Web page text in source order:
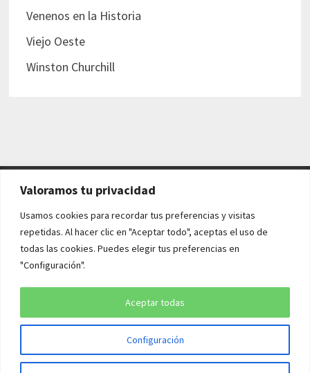
Valoramos tu privacidad
Usamos cookies para recordar tus preferencias y visitas
repetidas. Al hacer clic en "Aceptar todo", aceptas el uso de
todas las cookies. Puedes elegir tus preferencias en
"Configuración".
Configuración
Aceptar todas
Venenos en la Historia
Viejo Oeste
Winston Churchill
AVISO LEGAL Y POLÍTICAS
Aviso legal
Política de cookies
Copyright © 2026¡QUÉ HISTORIA!. Funciona conWordPressy